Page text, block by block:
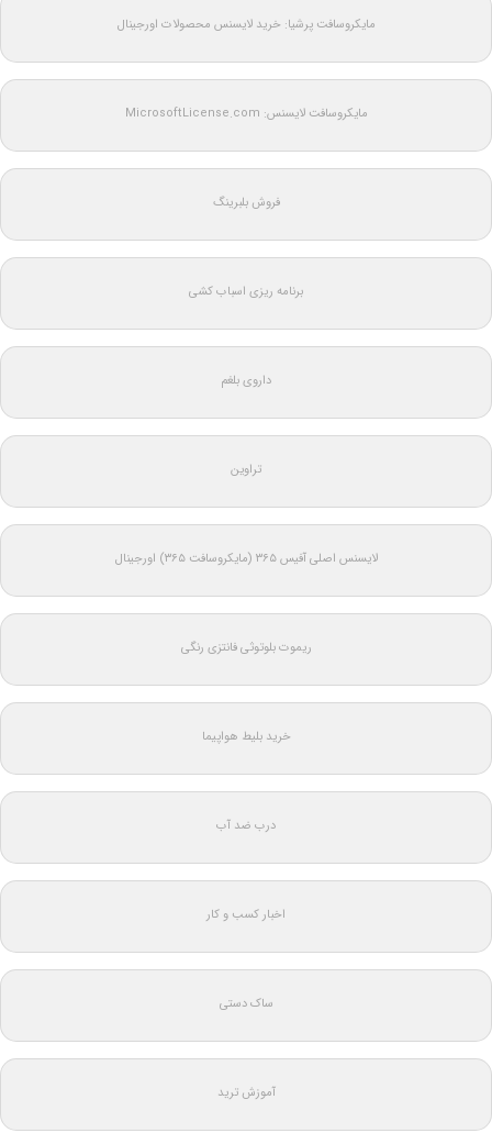
مایکروسافت پرشیا: خرید لایسنس محصولات اورجینال
مایکروسافت لایسنس: MicrosoftLicense.com
فروش بلبرینگ
برنامه ریزی اسباب کشی
داروی بلغم
تراوین
لایسنس اصلی آفیس ۳۶۵ (مایکروسافت ۳۶۵) اورجینال
ریموت بلوتوثی فانتزی رنگی
خرید بلیط هواپیما
درب ضد آب
اخبار کسب و کار
ساک دستی
آموزش ترید